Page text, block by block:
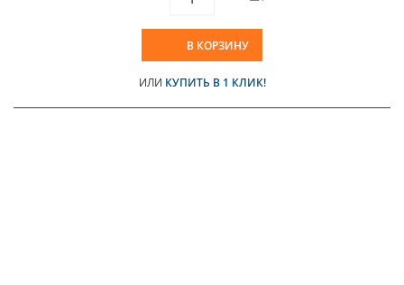
В КОРЗИНУ
ИЛИ КУПИТЬ В 1 КЛИК!